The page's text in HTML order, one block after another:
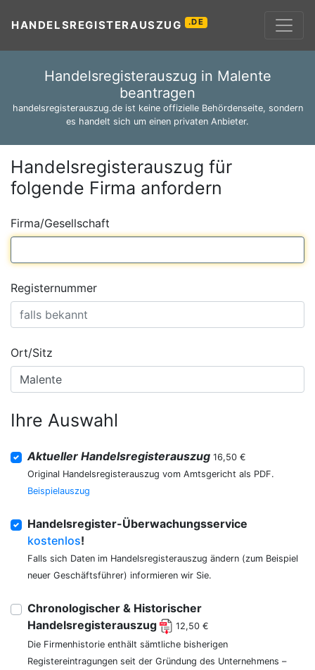
HANDELSREGISTERAUSZUG .DE
Handelsregisterauszug in Malente
beantragen
handelsregisterauszug.de ist keine offizielle Behördenseite, sondern
es handelt sich um einen privaten Anbieter.
Handelsregisterauszug für
folgende Firma anfordern
Firma/Gesellschaft
Registernummer
Ort/Sitz
Ihre Auswahl
Aktueller Handelsregisterauszug 16,50 €
Original Handelsregisterauszug vom Amtsgericht als PDF.
Beispielauszug
Handelsregister-Überwachungsservice
kostenlos!
Falls sich Daten im Handelsregisterauszug ändern (zum Beispiel
neuer Geschäftsführer) informieren wir Sie.
Chronologischer & Historischer
Handelsregisterauszug
12,50 €
Die Firmenhistorie enthält sämtliche bisherigen
Registereintragungen seit der Gründung des Unternehmens –